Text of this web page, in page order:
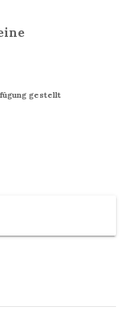
gestellt